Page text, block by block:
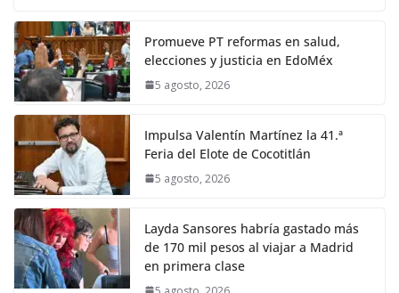
Promueve PT reformas en salud,
elecciones y justicia en EdoMéx
5 agosto, 2026
Impulsa Valentín Martínez la 41.ª
Feria del Elote de Cocotitlán
5 agosto, 2026
Layda Sansores habría gastado más
de 170 mil pesos al viajar a Madrid
en primera clase